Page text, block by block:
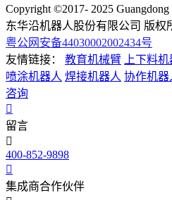
Copyright ©2017- 2025
东华沿机器人股份有限公司 版
粤公网安备44030002002434号
友情链接：
教育机械臂 上下料
喷涂机器人 焊接机器人 协作机器
咨询
留言
400-852-9898
集成商合作伙伴